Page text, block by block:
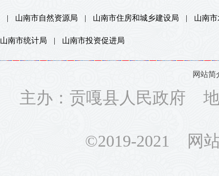
| 山南市自然资源局 | 山南市住房和城乡建设局 | 山南
山南市统计局 | 山南市投资促进局
网站简
主办：贡嘎县人民政府
©2019-2021 网